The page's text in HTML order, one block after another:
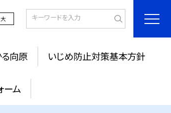
大
る向原 いじめ防止対策基本方針
ーム